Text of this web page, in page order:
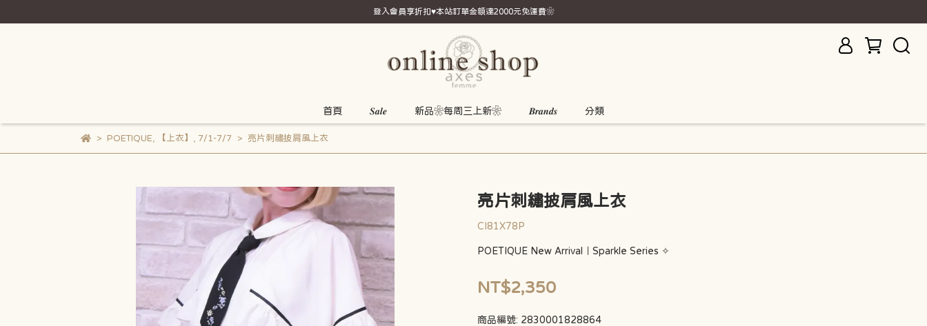
登入會員享折扣♥本站訂單金額達2000元免運費❀
首頁 𝑺𝒂𝒍𝒆 新品❀每周三上新❀ 𝑩𝒓𝒂𝒏𝒅𝒔 分類
POETIQUE 【上衣】 7/1-7/7 亮片刺繡披肩風上衣
亮片刺繡披肩風上衣
CI81X78P
POETIQUE New Arrival｜Sparkle Series ✧
NT$2,350
商品編號: 2830001828864